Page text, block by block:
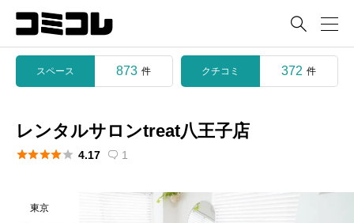

スペース 873 件 クチコミ 372 件
レンタルサロンtreat八王子店
 4.17  1
東京